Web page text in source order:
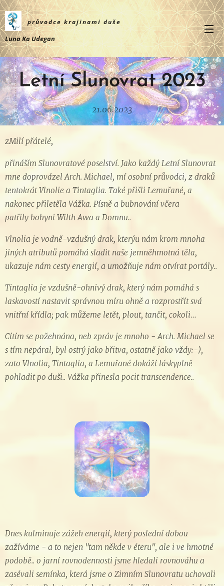
průvodce krajinami duše
Luna Ka Udegan
Letní Slunovrat 2023
21.06.2023
zMilí přátelé,
přináším Slunovratové poselství. Jako každý Letní Slunovrat
mne doprovázel Arch. Michael, mí osobní průvodci, z draků
tentokrát Vlnolie a Tintaglia. Také přišli Lemuřané, a
nakonec přiletěla Vážka. Písně a bubnování včera
patřily bohyni Wilth Awa a Domnu..
Vlnolia je vodně-vzdušný drak, kterýu nám krom mnoha
jiných atributů pomáhá sladit naše jemněhmotná těla,
ukazuje nám cesty energií, a umožňuje nám otvírat portály..
Tintaglia je vzdušně-ohnivý drak, který nám pomáhá s
laskavostí nastavit správnou míru ohně a rozprostřít svá
vnitřní křídla; pak můžeme letět, plout, tančit, cokoli…
Cítím se požehnána, neb zpráv je mnoho - Arch. Michael se
s tím nepáral, byl ostrý jako břitva, ostatně jako vždy:-),
zato Vlnolia, Tintaglia, a Lemuřané dokáží láskyplně
pohladit po duši.. Vážka přinesla pocit transcendence..
Dnes kulminuje zážeh energií, který poslední dobou
zažíváme - a to nejen "tam někde v éteru", ale i ve hmotné
podobě.. o jarní rovnodennosti jsme hledali rovnováhu a
zasévali semínka, která jsme o Zimním Slunovratu uchovali